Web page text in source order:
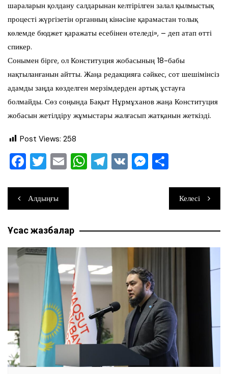
шараларын қолдану салдарынан келтірілген залал қылмыстық
процесті жүргізетін органның кінәсіне қарамастан толық
көлемде бюджет қаражаты есебінен өтеледі», – деп атап өтті
спикер.
Сонымен бірге, ол Конституция жобасының 18-бабы
нақтыланғанын айтты. Жаңа редакцияға сәйкес, сот шешімінсіз
адамды заңда көзделген мерзімдерден артық ұстауға
болмайды. Сөз соңында Бақыт Нұрмұханов жаңа Конституция
жобасын жетілдіру жұмыстары жалғасып жатқанын жеткізді.
Post Views: 258
F
c
e
b
o
o
T
tt
er
E
ai
l
W
A
p
p
T
a
m
V M
n
g
er
ра
ви
ть
Навигация
по
записям
Алдыңғы Келесі
Ұқсас жазбалар